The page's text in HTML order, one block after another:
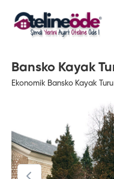
Bansko Kayak
Ekonomik Bansko Kayak Turu